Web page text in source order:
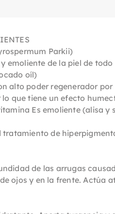
Parkii)
emoliente de la piel de
oíl)
alto poder regenerador
que tiene un efecto
Es emoliente (alisa
tratamiento de
de las arrugas
ojos y en la frente. Actúa